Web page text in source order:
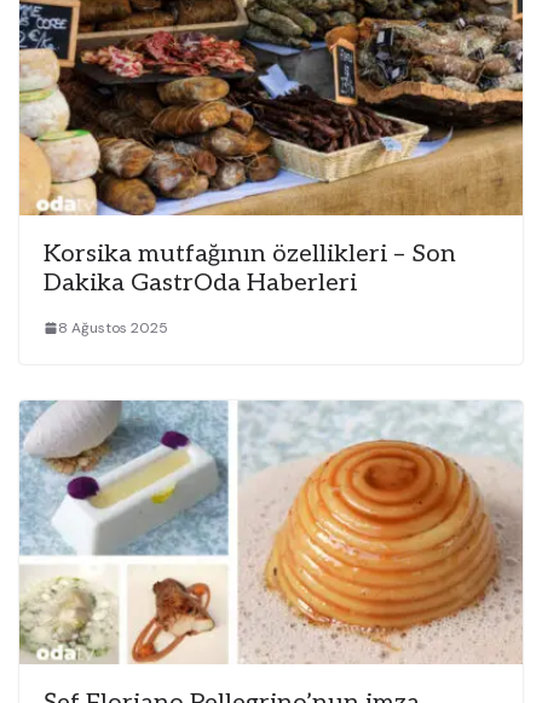
Korsika mutfağının özellikleri – Son
Dakika GastrOda Haberleri
8 Ağustos 2025